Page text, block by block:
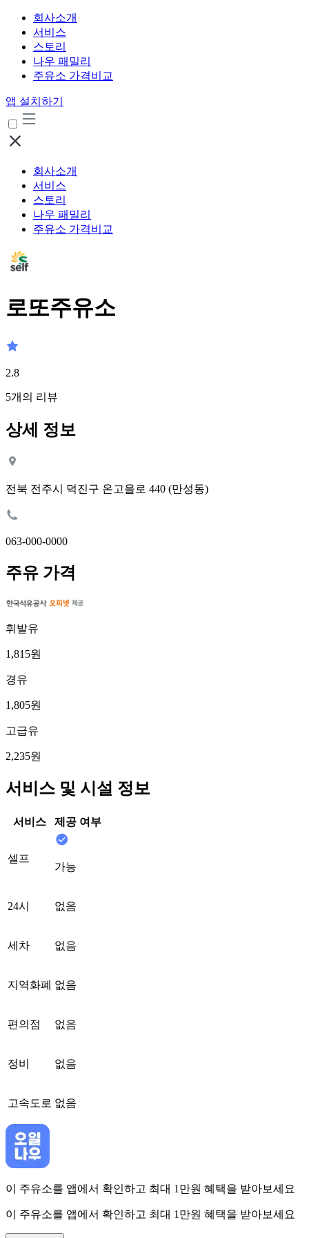
회사소개
서비스
스토리
나우 패밀리
주유소 가격비교
앱 설치하기
회사소개
서비스
스토리
나우 패밀리
주유소 가격비교
로또주유소
2.8
5개의 리뷰
상세 정보
전북 전주시 덕진구 온고을로 440 (만성동)
063-000-0000
주유 가격
휘발유
1,815원
경유
1,805원
고급유
2,235원
서비스 및 시설 정보
서비스 제공 여부
셀프
가능
24시 없음
세차 없음
지역화폐 없음
편의점 없음
정비 없음
고속도로 없음
이 주유소를 앱에서 확인하고 최대 1만원 혜택을 받아보세요
이 주유소를 앱에서 확인하고 최대 1만원 혜택을 받아보세요